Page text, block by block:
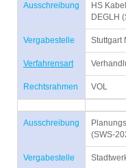
Ausschreibung
HS
DEGLH
Vergabestelle Stuttgart
Verfahrensart
Rechtsrahmen VOL
Ausschreibung
(SWS-
Vergabestelle